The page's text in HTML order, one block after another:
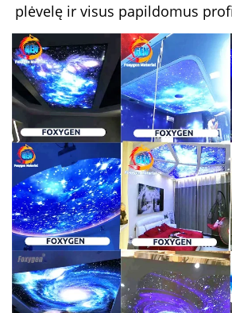
plėvelę ir visus papildomus